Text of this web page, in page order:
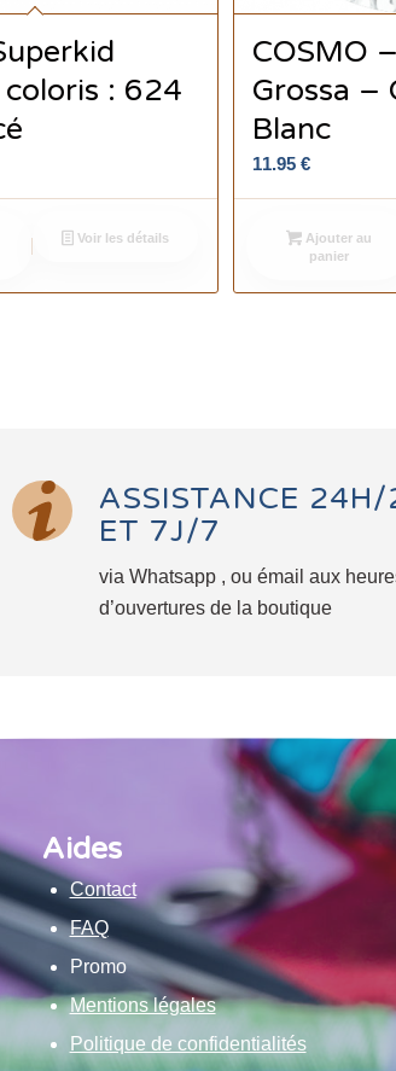
: 624
Voir les détails
COSMO
Grossa –
Blanc
11.95€
Ajouter au
panier
ASSISTANCE
ET 7J/7
via Whatsapp , ou émail aux
d’ouvertures de la boutique
Aides
Contact
FAQ
Promo
Mentions légales
Politique de confidentialités